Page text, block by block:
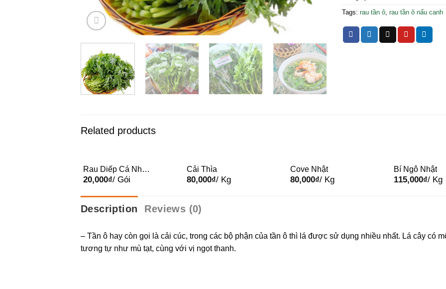
Tags: rau tần ô, rau tần ô nấu canh
Related products
Rau Diếp Cá Nhật
120g
20,000₫/ Gói
Cải Thìa
80,000₫/ Kg
Cove Nhật
80,000₫/ Kg
Bí Ngô Nhật
115,000₫/ Kg
Description Reviews (0)
– Tần ô hay còn gọi là cải cúc, trong các bộ phận của tần ô thì lá được sử dụng nhiều nhất. Lá cây có
tương tự như mù tạt, cùng với vị ngọt thanh.